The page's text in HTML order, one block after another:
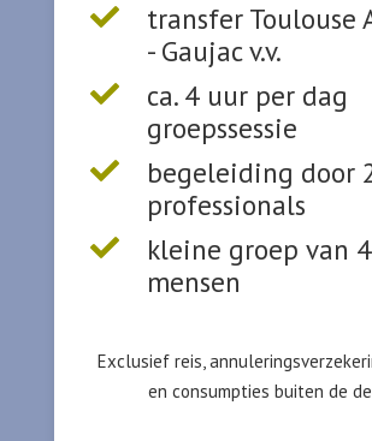

transfer Toulouse
- Gaujac v.v.

ca. 4 uur per dag
groepssessie

begeleiding door
professionals

kleine groep van
mensen
Exclusief reis,
en consumpties buiten de